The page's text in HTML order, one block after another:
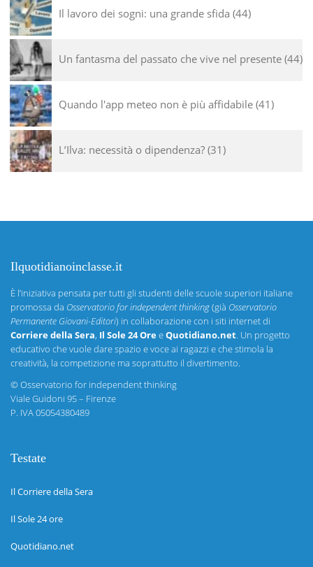
Il lavoro dei sogni: una grande sfida 44
Un fantasma del passato che vive nel presente 44
Quando l'app meteo non è più affidabile 41
L’Ilva: necessità o dipendenza? 31
Ilquotidianoinclasse.it
È l’iniziativa pensata per tutti gli studenti delle scuole superiori italiane
promossa da Osservatorio for independent thinking(già Osservatorio
Permanente Giovani-Editori) in collaborazione con i siti internet di
Corriere della Sera, Il Sole 24 OreeQuotidiano.net. Un progetto
educativo che vuole dare spazio e voce ai ragazzi e che stimola la
creatività, la competizione ma soprattutto il divertimento.
©Osservatorio for independent thinking
Viale Guidoni 95 – Firenze
P. IVA 05054380489
Testate
Il Corriere della Sera
Il Sole 24 ore
Quotidiano.net